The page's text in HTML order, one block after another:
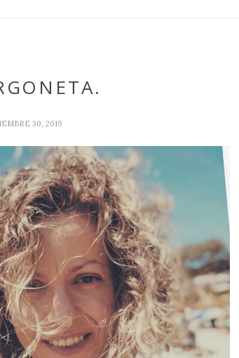
30, 2019